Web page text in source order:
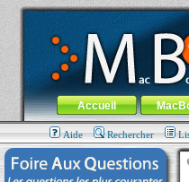
MacBook-fr.com : 100% Apple... 100%
Aller au contenu-Aller au menu
Menu général
Accueil
Aide Rechercher